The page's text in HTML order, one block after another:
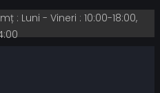
: Luni - Vineri : 10:00-18:00,